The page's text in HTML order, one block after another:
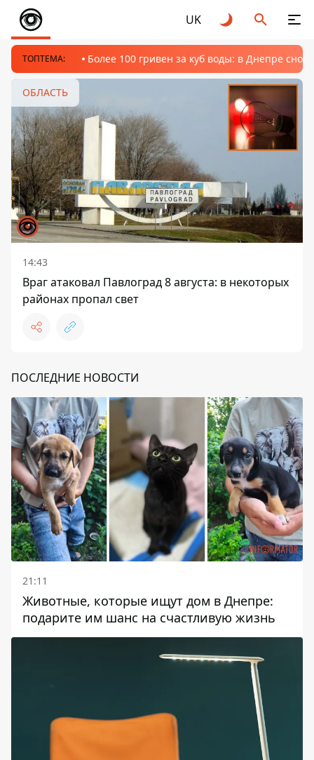
UK
ТОПТЕМА: Более 100 гривен за куб воды: в Днепре
ОБЛАСТЬ
14:43
Враг атаковал Павлоград 8 августа: в некоторых
районах пропал свет
ПОСЛЕДНИЕ НОВОСТИ
21:11
Животные, которые ищут дом в Днепре:
подарите им шанс на счастливую жизнь